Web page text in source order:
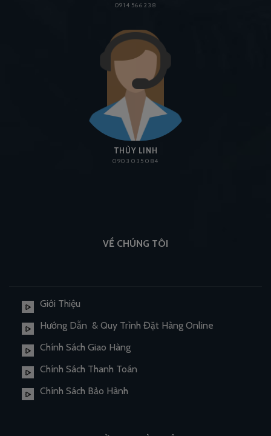
0914 566 238
THÙY LINH
0903 035 084
VỀ CHÚNG TÔI
Giới Thiệu
Hướng Dẫn & Quy Trình Đặt Hàng Online
Chính Sách Giao Hàng
Chính Sách Thanh Toán
Chính Sách Bảo Hành